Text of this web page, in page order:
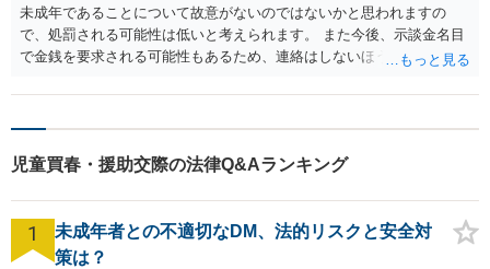
未成年であることについて故意がないのではないかと思われますの
で、処罰される可能性は低いと考えられます。 また今後、示談金名目
で金銭を要求される可能性もあるため、連絡はしないほうがいいでし
てご自身の認識を伝えてください。
児童買春・援助交際の法律Q&Aランキング
1
未成年者との不適切なDM、法的リスクと安全対
策は？